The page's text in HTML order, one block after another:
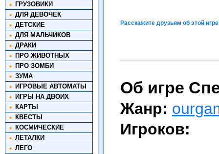
ГРУЗОВИКИ
ДЛЯ ДЕВОЧЕК
ДЕТСКИЕ
ДЛЯ МАЛЬЧИКОВ
ДРАКИ
ПРО ЖИВОТНЫХ
ПРО ЗОМБИ
ЗУМА
ИГРОВЫЕ АВТОМАТЫ
ИГРЫ НА ДВОИХ
КАРТЫ
КВЕСТЫ
КОСМИЧЕСКИЕ
ЛЕТАЛКИ
ЛЕГО
Расскажите друзьям об этой игре
Об игре
Жанр:
Игроков: